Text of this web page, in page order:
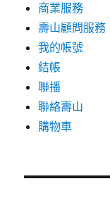
商業服務
壽山顧問服務
我的帳號
結帳
聯播
聯絡壽山
購物車